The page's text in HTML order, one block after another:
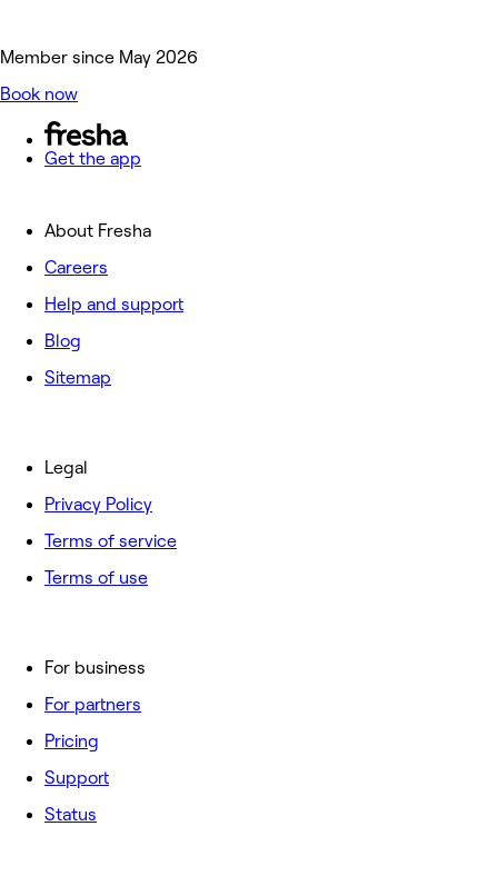
Member since May 2026
Book now
Get the app
About Fresha
Careers
Help and support
Blog
Sitemap
For business
For partners
Pricing
Support
Status
Legal
Privacy Policy
Terms of service
Terms of use